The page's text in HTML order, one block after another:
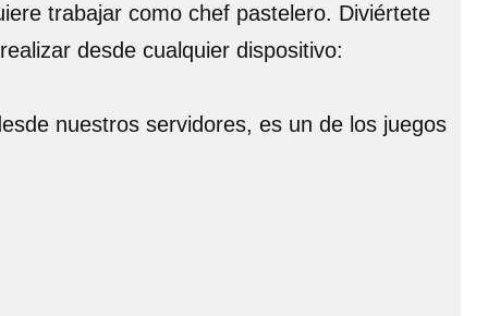
trabajar como chef pastelero. Diviértete
desde cualquier dispositivo:
nuestros servidores, es un de los juegos